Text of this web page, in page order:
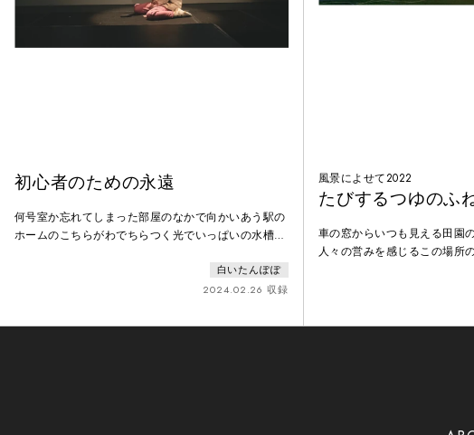
初心者のための永遠
何号室か忘れてしまった部屋のなかで向かいあう駅の
ホームのこちらがわでちらつく光でいっぱいの水槽の
考えはじめた者たちのために舞台美術先行のクリエイ
ションを行い、〈やがては忘れてしまう些細なできご
き出す。白いたんぽぽ初の大阪公演。WINGCUP2023
白いたんぽぽ
2024.02.26 収録
風景によせて2022
たびするつゆのふ
車の窓からいつも見える田園
人々の営みを感じるこの場所
す。わたしたちはその流れに
ます。ほんの小さな、目を
ような。